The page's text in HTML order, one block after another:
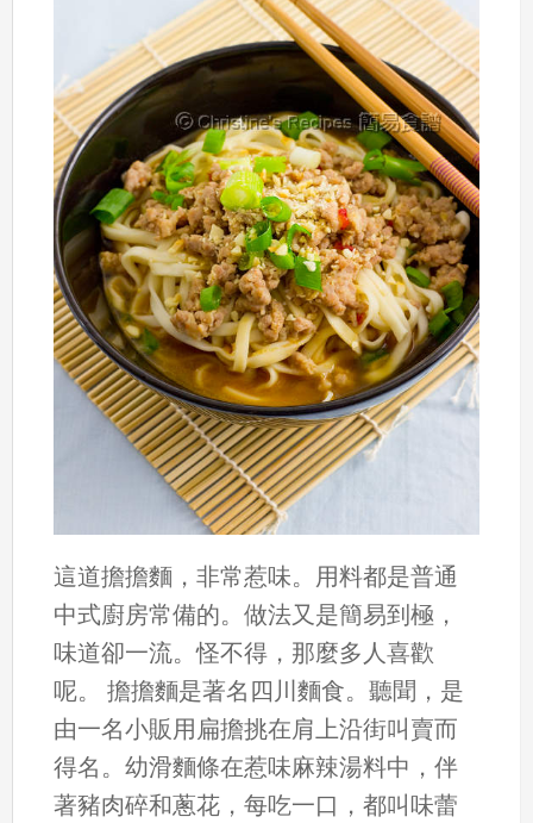
這道擔擔麵，非常惹味。用料都是普通
中式廚房常備的。做法又是簡易到極，
味道卻一流。怪不得，那麼多人喜歡
呢。 擔擔麵是著名四川麵食。聽聞，是
由一名小販用扁擔挑在肩上沿街叫賣而
得名。幼滑麵條在惹味麻辣湯料中，伴
著豬肉碎和蔥花，每吃一口，都叫味蕾